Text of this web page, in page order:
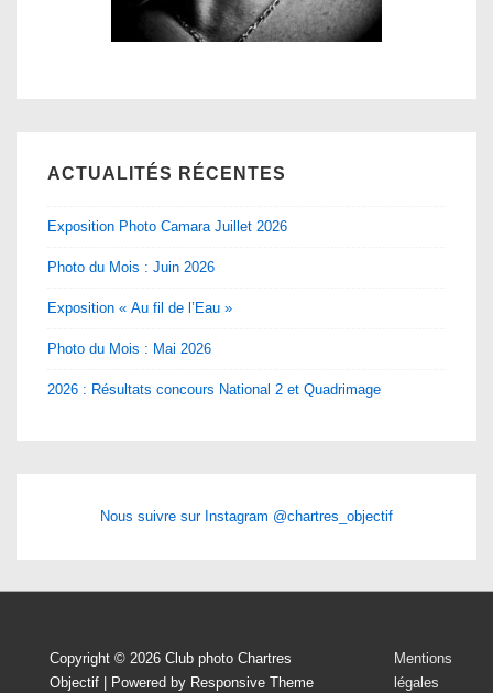
ACTUALITÉS RÉCENTES
Exposition Photo Camara Juillet 2026
Photo du Mois : Juin 2026
Exposition « Au fil de l’Eau »
Photo du Mois : Mai 2026
2026 : Résultats concours National 2 et Quadrimage
Nous suivre sur Instagram @chartres_objectif
Copyright © 2026 Club photo Chartres
Objectif
| Powered by Responsive Theme
Menu
Mentions
légales